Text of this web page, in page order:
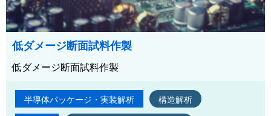
低ダメージ断面試料作製
低ダメージ断面試料作製
半導体パッケージ・実装解析 構造解析